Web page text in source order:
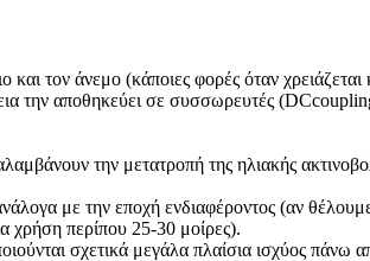
τον άνεμο (κάποιες φορές όταν
αποθηκεύει σε συσσωρευτές
την μετατροπή της ηλιακής
με την εποχή ενδιαφέροντος (αν
χρήση περίπου 25-30 μοίρες).
σχετικά μεγάλα πλαίσια ισχύος